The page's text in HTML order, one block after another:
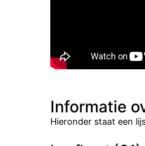
Informatie
Hieronder staat een